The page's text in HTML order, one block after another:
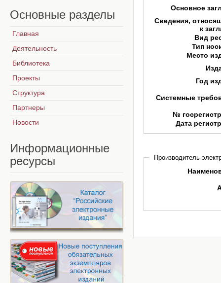
Основное
Сведения,
к
Вид
Тип
Место
Год
Системные
№
Дата
Производитель
Основные разделы
Главная
Деятельность
Библиотека
Проекты
Структура
Партнеры
Новости
Информационные
ресурсы